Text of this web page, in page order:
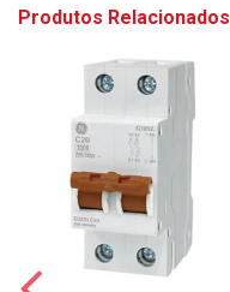
Produtos Relacionados